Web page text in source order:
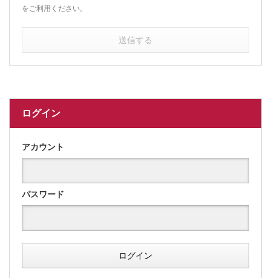
をご利用ください。
送信する
ログイン
アカウント
パスワード
ログイン